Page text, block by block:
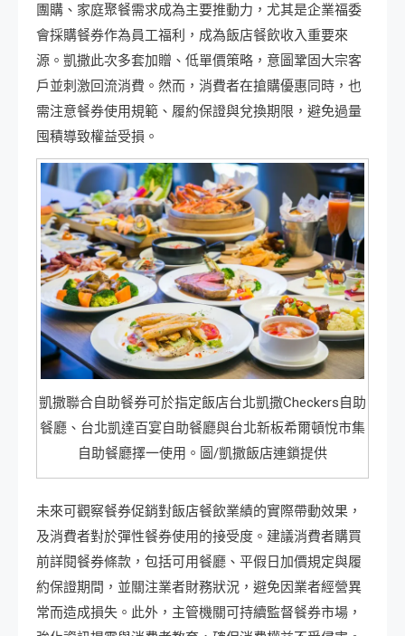
團購、家庭聚餐需求成為主要推動力，尤其是企業福委
會採購餐券作為員工福利，成為飯店餐飲收入重要來
源。凱撒此次多套加贈、低單價策略，意圖鞏固大宗客
戶並刺激回流消費。然而，消費者在搶購優惠同時，也
需注意餐券使用規範、履約保證與兌換期限，避免過量
囤積導致權益受損。
凱撒聯合自助餐券可於指定飯店台北凱撒Checkers自助
餐廳、台北凱達百宴自助餐廳與台北新板希爾頓悅市集
自助餐廳擇一使用。圖/凱撒飯店連鎖提供
未來可觀察餐券促銷對飯店餐飲業績的實際帶動效果，
及消費者對於彈性餐券使用的接受度。建議消費者購買
前詳閱餐券條款，包括可用餐廳、平假日加價規定與履
約保證期間，並關注業者財務狀況，避免因業者經營異
常而造成損失。此外，主管機關可持續監督餐券市場，